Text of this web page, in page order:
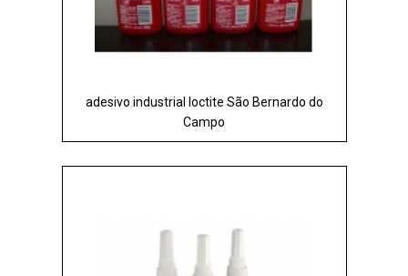
adesivo industrial loctite São Bernardo do
Campo